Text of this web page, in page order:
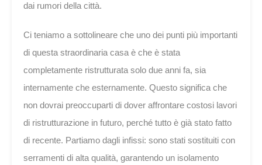
dai rumori della città.
Ci teniamo a sottolineare che uno dei punti più importanti
di questa straordinaria casa è che è stata
completamente ristrutturata solo due anni fa, sia
internamente che esternamente. Questo significa che
non dovrai preoccuparti di dover affrontare costosi lavori
di ristrutturazione in futuro, perché tutto è già stato fatto
di recente. Partiamo dagli infissi: sono stati sostituiti con
serramenti di alta qualità, garantendo un isolamento